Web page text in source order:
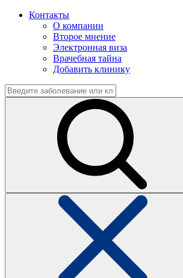
Контакты
О компании
Второе мнение
Электронная виза
Врачебная тайна
Добавить клинику